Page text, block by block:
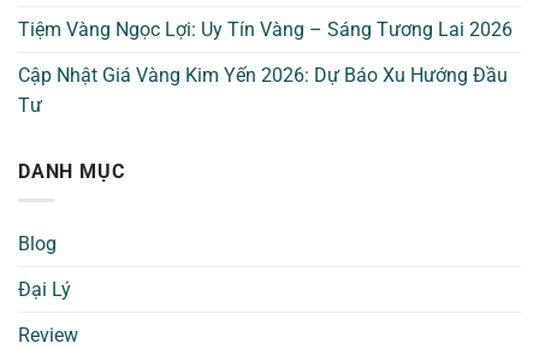
Tiệm Vàng Ngọc Lợi: Uy Tín Vàng – Sáng Tương Lai 2026
Cập Nhật Giá Vàng Kim Yến 2026: Dự Báo Xu Hướng Đầu
Tư
DANH MỤC
Blog
Đại Lý
Review